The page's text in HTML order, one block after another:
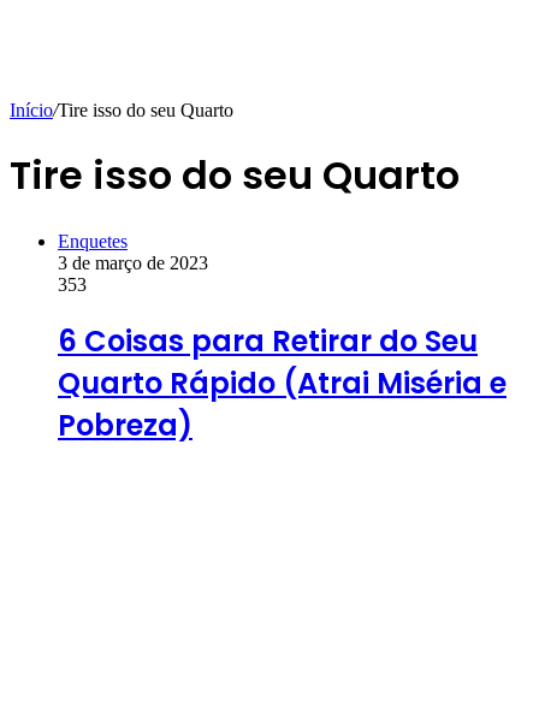
Início/Tire isso do seu Quarto
Tire isso do seu Quarto
Enquetes
3 de março de 2023
353
6 Coisas para Retirar do Seu
Quarto Rápido (Atrai Miséria e
Pobreza)